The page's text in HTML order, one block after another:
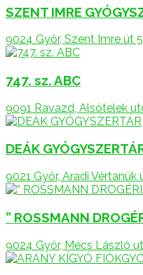
SZENT IMRE
9024 Győr, Szent Imre út
747. sz. ABC
9091 Ravazd, Alsótelek
DEÁK
9021 Győr, Aradi Vértanúk
” ROSSMANN
9024 Győr, Mécs László